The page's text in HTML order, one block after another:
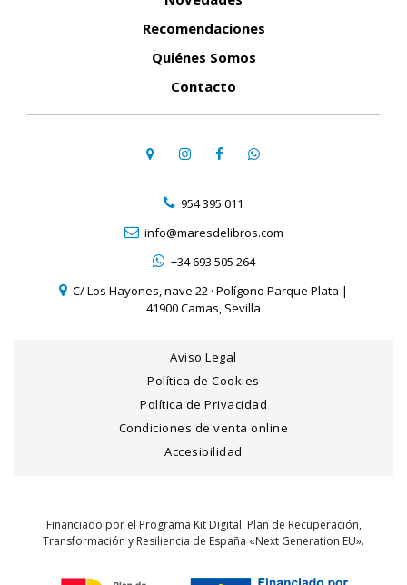
Recomendaciones
Quiénes Somos
Contacto
954 395 011
info@maresdelibros.com
+34 693 505 264
C/ Los Hayones, nave 22 · Polígono Parque Plata |
41900 Camas, Sevilla
Aviso Legal
Política de Cookies
Política de Privacidad
Condiciones de venta online
Accesibilidad
Financiado por el Programa Kit Digital. Plan de Recuperación,
Transformación y Resiliencia de España «Next Generation EU».